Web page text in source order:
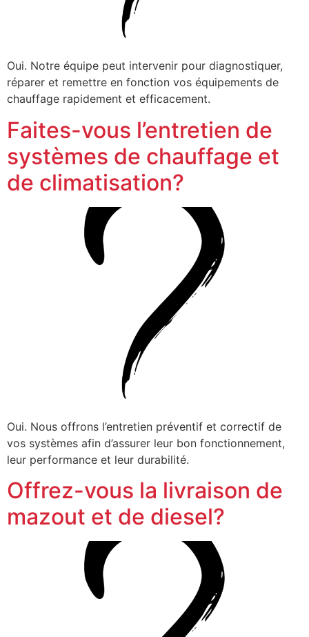
Oui. Notre équipe peut intervenir pour diagnostiquer,
réparer et remettre en fonction vos équipements de
chauffage rapidement et efficacement.
Faites-vous l’entretien de
systèmes de chauffage et
de climatisation?
Oui. Nous offrons l’entretien préventif et correctif de
vos systèmes afin d’assurer leur bon fonctionnement,
leur performance et leur durabilité.
Offrez-vous la livraison de
mazout et de diesel?